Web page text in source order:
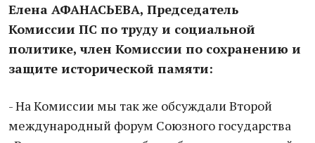
Елена АФАНАСЬЕВА, Председатель
Комиссии ПС по труду и социальной
политике, член Комиссии по сохранению и
защите исторической памяти:
- На Комиссии мы так же обсуждали Второй
международный форум Союзного государства